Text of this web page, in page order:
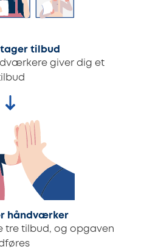
tilbud
giver dig et
håndværker
tre tilbud, og opgaven